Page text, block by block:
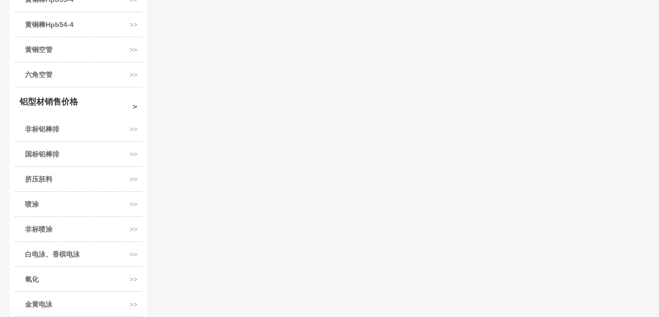
黄铜棒Hpb54-4
黄铜空管
六角空管
铝型材销售价格
非标铝棒排
国标铝棒排
挤压胚料
喷涂
非标喷涂
白电泳、香槟电泳
氧化
金黄电泳